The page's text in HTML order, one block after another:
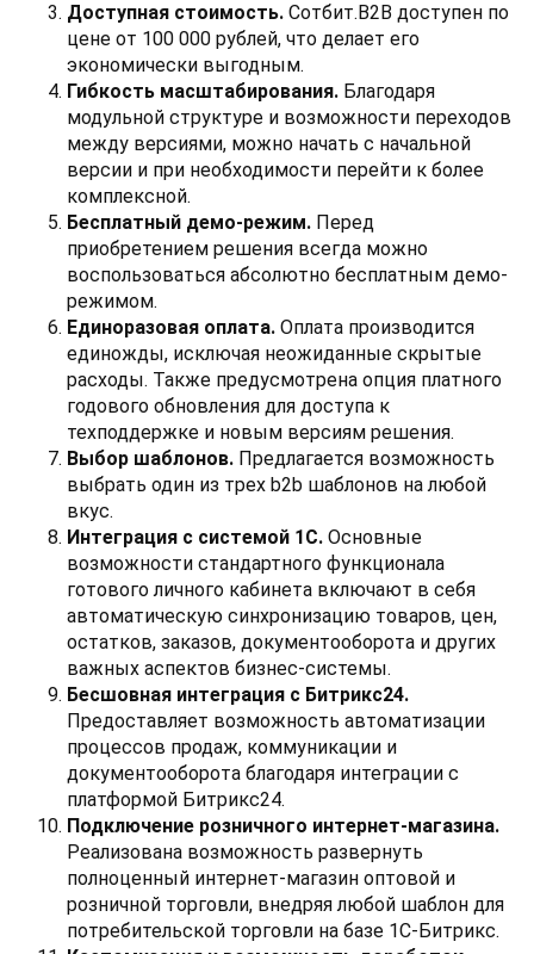
Доступная стоимость. Сотбит.B2B доступен по
цене от 100 000 рублей, что делает его
экономически выгодным.
Гибкость масштабирования. Благодаря
модульной структуре и возможности переходов
между версиями, можно начать с начальной
версии и при необходимости перейти к более
комплексной.
Бесплатный демо-режим. Перед
приобретением решения всегда можно
воспользоваться абсолютно бесплатным демо-
режимом.
Единоразовая оплата. Оплата производится
единожды, исключая неожиданные скрытые
расходы. Также предусмотрена опция платного
годового обновления для доступа к
техподдержке и новым версиям решения.
Выбор шаблонов. Предлагается возможность
выбрать один из трех b2b шаблонов на любой
вкус.
Интеграция с системой 1С. Основные
возможности стандартного функционала
готового личного кабинета включают в себя
автоматическую синхронизацию товаров, цен,
остатков, заказов, документооборота и других
важных аспектов бизнес-системы.
Бесшовная интеграция с Битрикс24.
Предоставляет возможность автоматизации
процессов продаж, коммуникации и
документооборота благодаря интеграции с
платформой Битрикс24.
Подключение розничного интернет-магазина.
Реализована возможность развернуть
полноценный интернет-магазин оптовой и
розничной торговли, внедряя любой шаблон для
потребительской торговли на базе 1С-Битрикс.